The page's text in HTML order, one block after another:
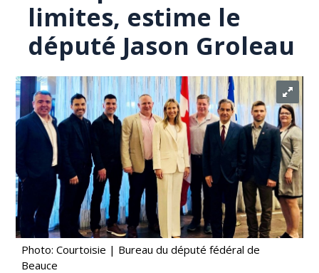
limites, estime le
député Jason Groleau
Photo: Courtoisie | Bureau du député fédéral de
Beauce